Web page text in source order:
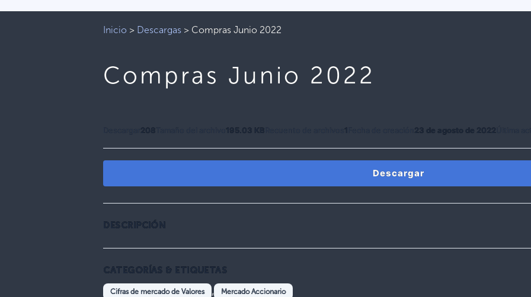
Inicio > Descargas > Compras Junio 2022
Compras Junio 2022
208 195.03 KB 1 23 de agosto de 2022
Descargar
DESCRIPCIÓN
CATEGORÍAS & ETIQUETAS
Cifras de mercado de Valores , Mercado Accionario